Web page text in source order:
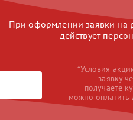
При оформлении заявки на
действует
*Условия
заявку
получаете
можно оплатить